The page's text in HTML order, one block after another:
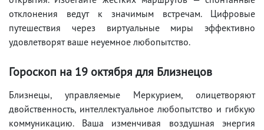
отклонения ведут к значимым встречам. Цифровые
путешествия через виртуальные миры эффективно
удовлетворят ваше неуемное любопытство.
Гороскоп на 19 октября для Близнецов
Близнецы, управляемые Меркурием, олицетворяют
двойственность, интеллектуальное любопытство и гибкую
коммуникацию. Ваша изменчивая воздушная энергия